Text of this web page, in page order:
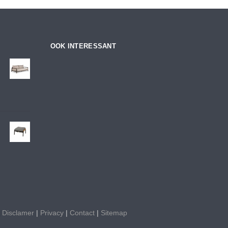
OOK INTERESSANT
Disclamer| Privacy| Contact| Sitemap